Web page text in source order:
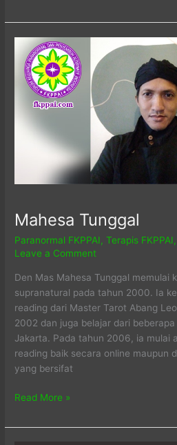
Syafi
Mahesa Tunggal
Paranormal FKPPAI,Terapis FKPPAI
Leave a Comment
Den Mas Mahesa Tunggal memulai
supranatural pada tahun 2000. Ia
reading dari Master Tarot Abang
2002 dan juga belajar dari
Jakarta. Pada tahun 2006, ia mulai
reading baik secara online maupun
yang bersifat
Mahesa
Read More »